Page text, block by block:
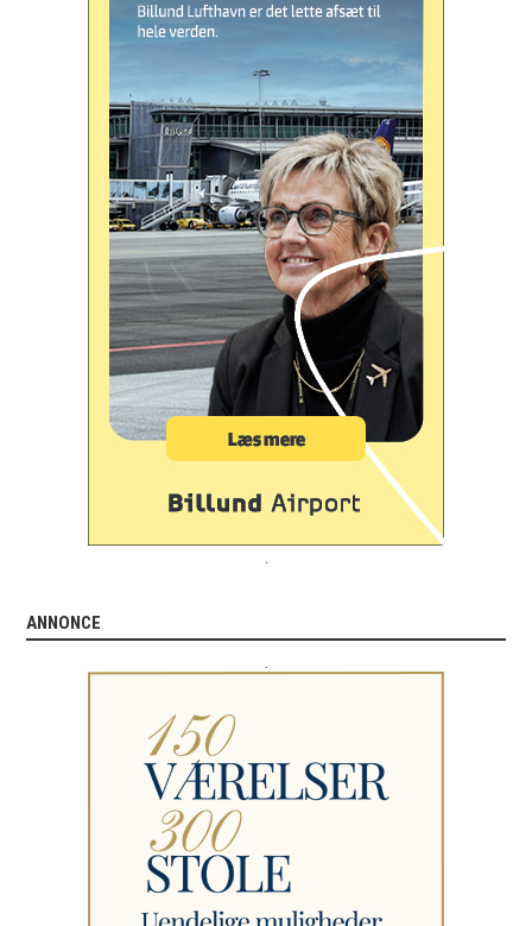
ANNONCE